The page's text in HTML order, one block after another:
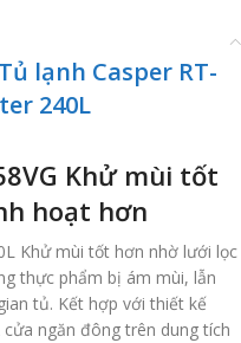
lạnh Casper RT-
240L
Khử mùi tốt
hoạt hơn
Khử mùi tốt hơn nhờ lưới lọc
thực phẩm bị ám mùi, lẫn
tủ. Kết hợp với thiết kế
ngăn đông trên dung tích